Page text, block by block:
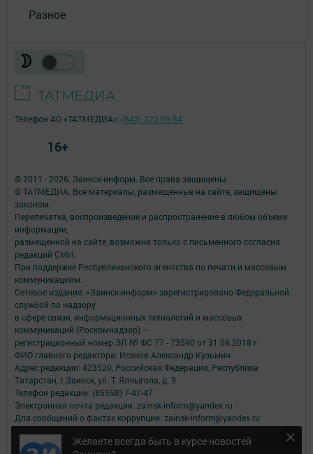
Разное
Желаете всегда быть в курсе новостей
© 2011 - 2026. Заинск-информ. Все права защищены.
© ТАТМЕДИА. Все материалы, размещенные на сайте, защищены
законом.
Перепечатка, воспроизведение и распространение в любом объеме
информации,
размещенной на сайте, возможна только с письменного согласия
редакций СМИ.
При поддержке Республиканского агентства по печати и массовым
коммуникациям.
Сетевое издание: «Заинск-информ» зарегистрировано Федеральной
службой по надзору
в сфере связи, информационных технологий и массовых
коммуникаций (Роскомнадзор) —
регистрационный номер ЭЛ № ФС 77 - 73590 от 31.08.2018 г
ФИО главного редактора: Исаков Александр Кузьмич
Адрес редакции: 423520, Российская Федерация, Республика
Татарстан, г Заинск, ул. Т. Ялчыгола, д. 9
Телефон редакции: (85558) 7-47-47
Электронная почта редакции: zainsk-inform@yandex.ru
Для сообщений о фактах коррупции: zainsk-inform@yandex.ru
Телефон АО «ТАТМЕДИА»: (843) 222 09 84
16+